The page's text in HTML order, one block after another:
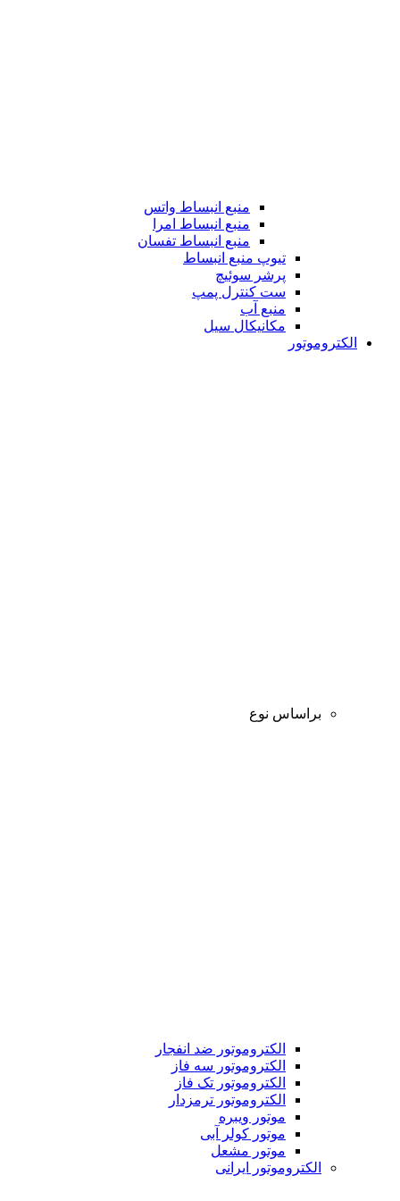
منبع انبساط واتس
منبع انبساط امرا
منبع انبساط تفسان
تیوپ منبع انبساط
پرشر سوئیچ
ست کنترل پمپ
منبع آب
مکانیکال سیل
الکتروموتور
براساس نوع
الکتروموتور ضد انفجار
الکتروموتور سه فاز
الکتروموتور تک فاز
الکتروموتور ترمزدار
موتور ویبره
موتور کولر آبی
موتور مشعل
الکتروموتور ایرانی